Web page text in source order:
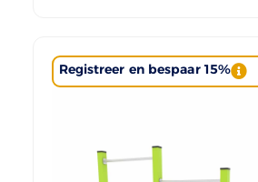
Registreer en bespaar 15%